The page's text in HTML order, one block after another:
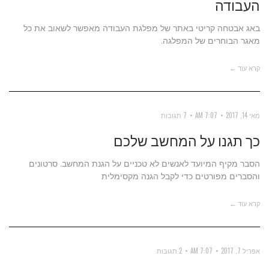
העבודה
באג אבטחה קריטי באתר של מפלגת העבודה מאפשר לשאוב את כל
מאגר הבוחרים של המפלגה.
קרא עוד ←
מאי 14, 2017 7:07 AM 7 תגובות
כך תגנו על המחשב שלכם
הסבר מקיף המיועד לאנשים לא טכניים על הגנת המחשב. סרטונים
והסברים מפורטים כדי לקבל הגנה מקסימלית
קרא עוד ←
אפריל 7, 2017 7:07 AM 2 תגובות